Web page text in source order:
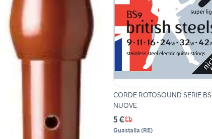
CORDE ROTOSOUND SERIE BS
NUOVE
5 €
Guastalla (RE)